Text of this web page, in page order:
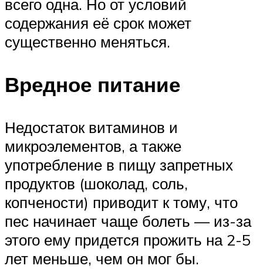
всего одна. Но от условий
содержания её срок может
существенно меняться.
Вредное питание
Недостаток витаминов и
микроэлементов, а также
употребление в пищу запретных
продуктов (шоколад, соль,
копчености) приводит к тому, что
пес начинает чаще болеть — из-за
этого ему придется прожить на 2-5
лет меньше, чем он мог бы.